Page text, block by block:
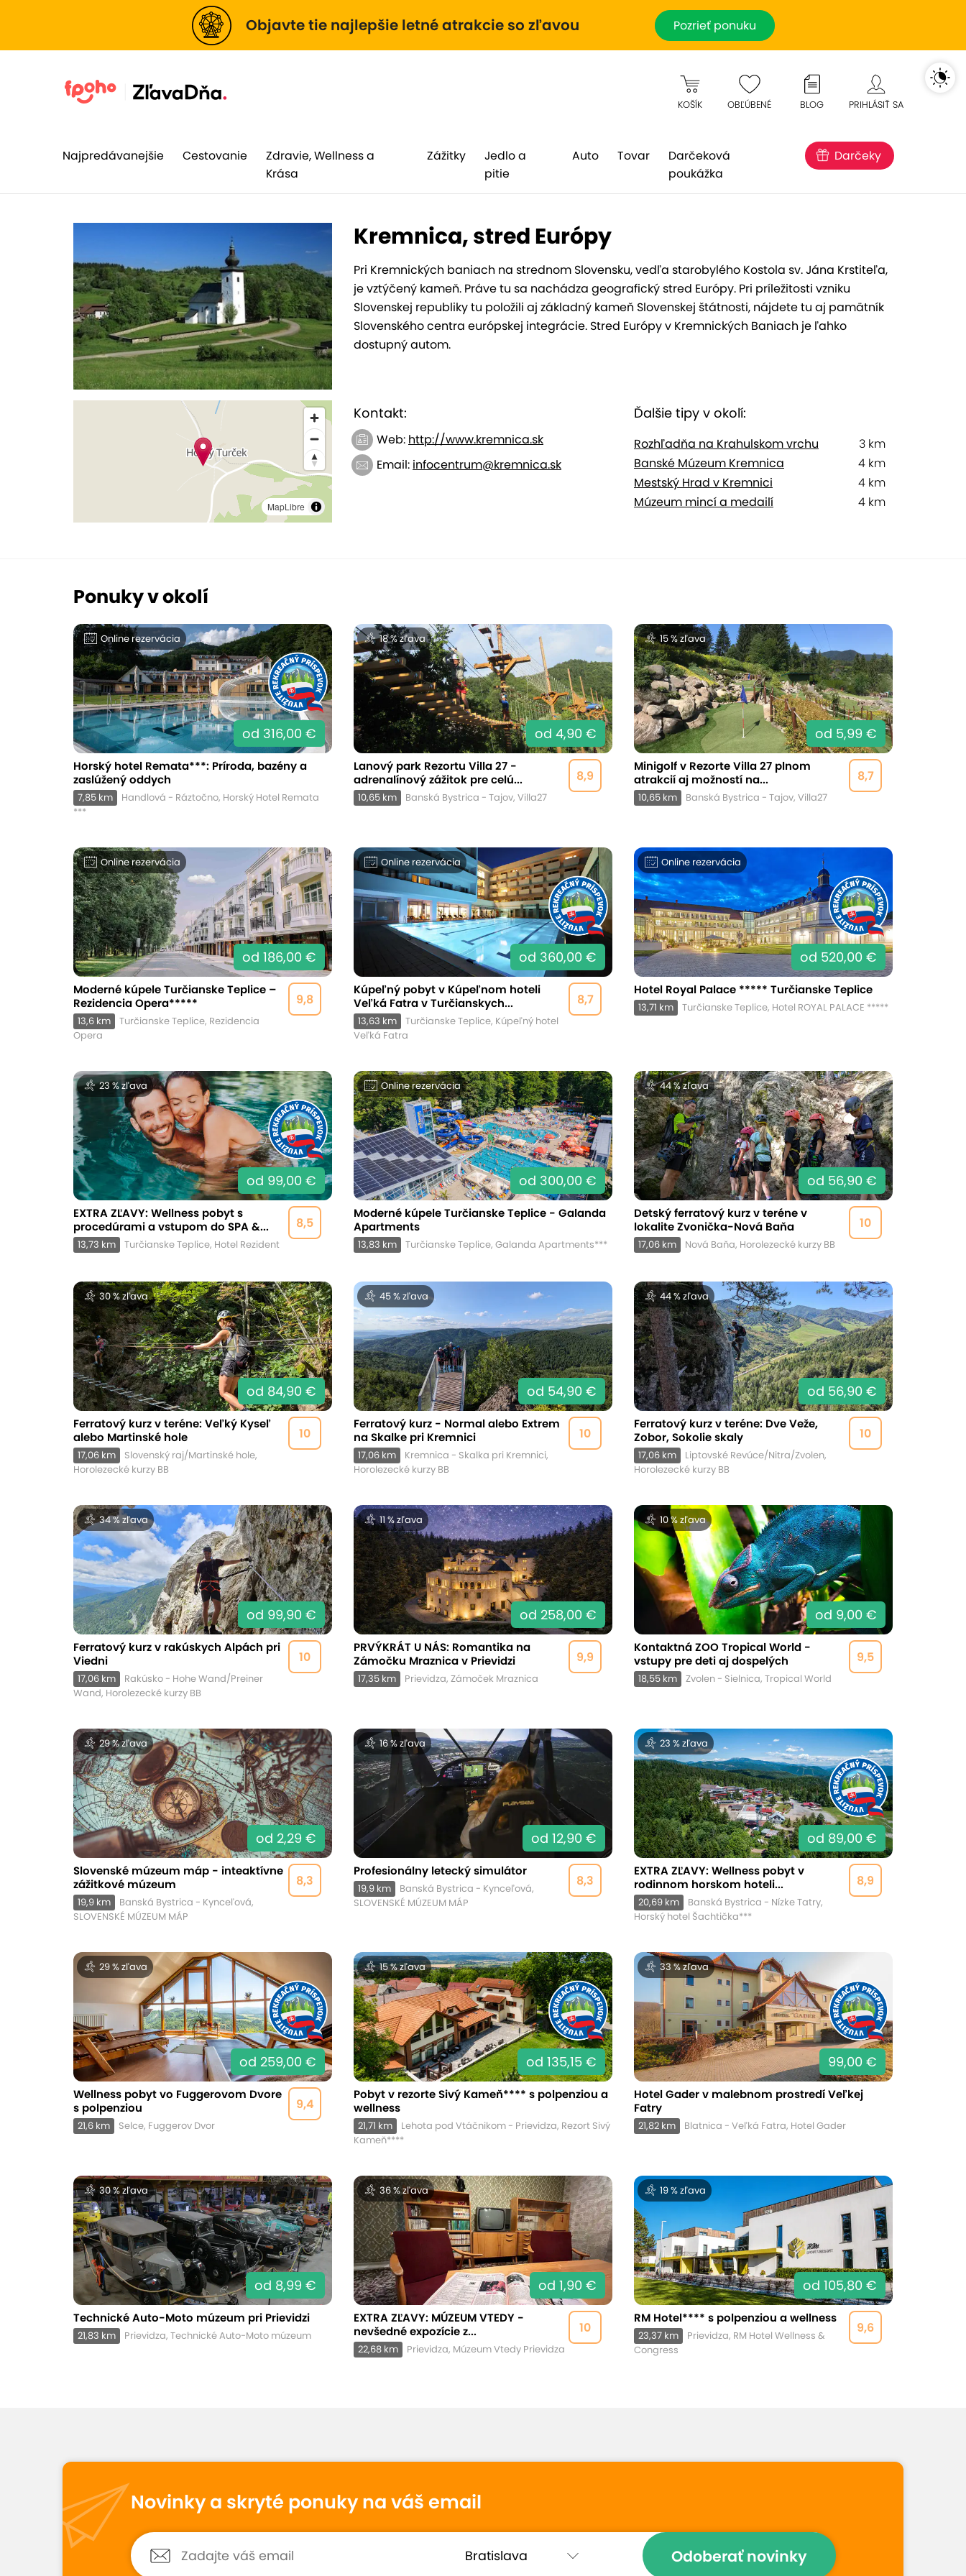
Objavte tie najlepšie letné atrakcie so zľavou Pozrieť ponuku
KOŠÍK OBĽÚBENÉ BLOG PRIHLÁSIŤ SA
Najpredávanejšie Cestovanie
Zdravie, Wellness a
Krása
Zážitky
Jedlo a
pitie
Auto Tovar
Darčeková
poukážka
Darčeky
Kremnica, stred Európy
Pri Kremnických baniach na strednom Slovensku, vedľa starobylého Kostola sv. Jána Krstiteľa,
je vztýčený kameň. Práve tu sa nachádza geografický stred Európy. Pri príležitosti vzniku
Slovenskej republiky tu položili aj základný kameň Slovenskej štátnosti, nájdete tu aj pamätník
Slovenského centra európskej integrácie. Stred Európy v Kremnických Baniach je ľahko
dostupný autom.
MapLibre
Kontakt:
Web: http://www.kremnica.sk
Email: infocentrum@kremnica.sk
Ďalšie tipy v okolí:
3 km
Rozhľadňa na Krahulskom vrchu
4 km
Banské Múzeum Kremnica
4 km
Mestský Hrad v Kremnici
4 km
Múzeum mincí a medailí
Ponuky v okolí
Online rezervácia
od 316,00 €
Horský hotel Remata***: Príroda, bazény a
zaslúžený oddych
7,85 km
Handlová - Ráztočno, Horský Hotel Remata
***
18 % zľava
od 4,90 €
8,9
Lanový park Rezortu Villa 27 -
adrenalínový zážitok pre celú...
10,65 km Banská Bystrica - Tajov, Villa27
15 % zľava
od 5,99 €
8,7
Minigolf v Rezorte Villa 27 plnom
atrakcií aj možností na...
10,65 km Banská Bystrica - Tajov, Villa27
Online rezervácia
od 186,00 €
9,8
Moderné kúpele Turčianske Teplice –
Rezidencia Opera*****
13,6 km
Turčianske Teplice, Rezidencia
Opera
Online rezervácia
od 360,00 €
8,7
Kúpeľný pobyt v Kúpeľnom hoteli
Veľká Fatra v Turčianskych...
13,63 km
Turčianske Teplice, Kúpeľný hotel
Veľká Fatra
Online rezervácia
od 520,00 €
Hotel Royal Palace ***** Turčianske Teplice
13,71 km Turčianske Teplice, Hotel ROYAL PALACE *****
23 % zľava
od 99,00 €
8,5
EXTRA ZĽAVY: Wellness pobyt s
procedúrami a vstupom do SPA &...
13,73 km Turčianske Teplice, Hotel Rezident
Online rezervácia
od 300,00 €
Moderné kúpele Turčianske Teplice - Galanda
Apartments
13,83 km Turčianske Teplice, Galanda Apartments***
44 % zľava
od 56,90 €
10
Detský ferratový kurz v teréne v
lokalite Zvonička-Nová Baňa
17,06 km Nová Baňa, Horolezecké kurzy BB
30 % zľava
od 84,90 €
10
Ferratový kurz v teréne: Veľký Kyseľ
alebo Martinské hole
17,06 km
Slovenský raj/Martinské hole,
Horolezecké kurzy BB
45 % zľava
od 54,90 €
10
Ferratový kurz - Normal alebo Extrem
na Skalke pri Kremnici
17,06 km
Kremnica - Skalka pri Kremnici,
Horolezecké kurzy BB
44 % zľava
od 56,90 €
10
Ferratový kurz v teréne: Dve Veže,
Zobor, Sokolie skaly
17,06 km
Liptovské Revúce/Nitra/Zvolen,
Horolezecké kurzy BB
34 % zľava
od 99,90 €
10
Ferratový kurz v rakúskych Alpách pri
Viedni
17,06 km
Rakúsko - Hohe Wand/Preiner
Wand, Horolezecké kurzy BB
11 % zľava
od 258,00 €
9,9
PRVÝKRÁT U NÁS: Romantika na
Zámočku Mraznica v Prievidzi
17,35 km Prievidza, Zámoček Mraznica
10 % zľava
od 9,00 €
9,5
Kontaktná ZOO Tropical World -
vstupy pre deti aj dospelých
18,55 km Zvolen - Sielnica, Tropical World
29 % zľava
od 2,29 €
8,3
Slovenské múzeum máp - inteaktívne
zážitkové múzeum
19,9 km
Banská Bystrica - Kynceľová,
SLOVENSKÉ MÚZEUM MÁP
16 % zľava
od 12,90 €
8,3
Profesionálny letecký simulátor
19,9 km
Banská Bystrica - Kynceľová,
SLOVENSKÉ MÚZEUM MÁP
23 % zľava
od 89,00 €
8,9
EXTRA ZĽAVY: Wellness pobyt v
rodinnom horskom hoteli...
20,69 km
Banská Bystrica - Nízke Tatry,
Horský hotel Šachtička***
29 % zľava
od 259,00 €
9,4
Wellness pobyt vo Fuggerovom Dvore
s polpenziou
21,6 km Selce, Fuggerov Dvor
15 % zľava
od 135,15 €
Pobyt v rezorte Sivý Kameň**** s polpenziou a
wellness
21,71 km
Lehota pod Vtáčnikom - Prievidza, Rezort Sivý
Kameň****
33 % zľava
99,00 €
Hotel Gader v malebnom prostredí Veľkej
Fatry
21,82 km Blatnica - Veľká Fatra, Hotel Gader
30 % zľava
od 8,99 €
Technické Auto-Moto múzeum pri Prievidzi
21,83 km Prievidza, Technické Auto-Moto múzeum
36 % zľava
od 1,90 €
10
EXTRA ZĽAVY: MÚZEUM VTEDY -
nevšedné expozície z...
22,68 km Prievidza, Múzeum Vtedy Prievidza
19 % zľava
od 105,80 €
9,6
RM Hotel**** s polpenziou a wellness
23,37 km
Prievidza, RM Hotel Wellness &
Congress
Novinky a skryté ponuky na váš email
Odoberať novinky